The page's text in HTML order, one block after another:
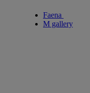
Faena
M gallery